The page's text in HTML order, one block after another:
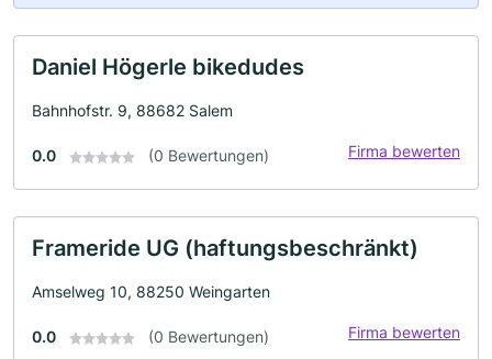
Daniel Högerle bikedudes
Bahnhofstr. 9, 88682 Salem
0.0 (0 Bewertungen) Firma bewerten
Frameride UG (haftungsbeschränkt)
Amselweg 10, 88250 Weingarten
0.0 (0 Bewertungen) Firma bewerten